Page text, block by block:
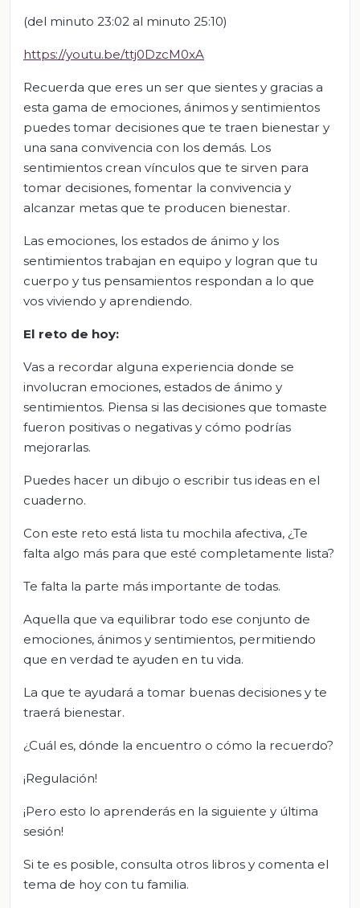
(del minuto 23:02 al minuto 25:10)
https://youtu.be/ttj0DzcM0xA
Recuerda que eres un ser que sientes y gracias a
esta gama de emociones, ánimos y sentimientos
puedes tomar decisiones que te traen bienestar y
una sana convivencia con los demás. Los
sentimientos crean vínculos que te sirven para
tomar decisiones, fomentar la convivencia y
alcanzar metas que te producen bienestar.
Las emociones, los estados de ánimo y los
sentimientos trabajan en equipo y logran que tu
cuerpo y tus pensamientos respondan a lo que
vos viviendo y aprendiendo.
El reto de hoy:
Vas a recordar alguna experiencia donde se
involucran emociones, estados de ánimo y
sentimientos. Piensa si las decisiones que tomaste
fueron positivas o negativas y cómo podrías
mejorarlas.
Puedes hacer un dibujo o escribir tus ideas en el
cuaderno.
Con este reto está lista tu mochila afectiva, ¿Te
falta algo más para que esté completamente lista?
Te falta la parte más importante de todas.
Aquella que va equilibrar todo ese conjunto de
emociones, ánimos y sentimientos, permitiendo
que en verdad te ayuden en tu vida.
La que te ayudará a tomar buenas decisiones y te
traerá bienestar.
¿Cuál es, dónde la encuentro o cómo la recuerdo?
¡Regulación!
¡Pero esto lo aprenderás en la siguiente y última
sesión!
Si te es posible, consulta otros libros y comenta el
tema de hoy con tu familia.